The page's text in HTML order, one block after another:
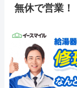
無休で営業！